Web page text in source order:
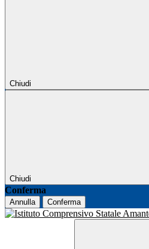
Chiudi
Chiudi
Conferma
Annulla Conferma